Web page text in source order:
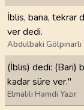
İblis, bana, tekrar
ver dedi.
Abdulbaki Gölpınarlı
(İblis) dedi: (Bari)
kadar süre ver."
Elmalılı Hamdi Yazır